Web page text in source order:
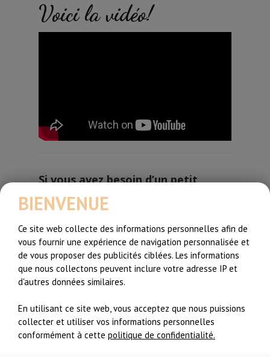
Voici la vidéo!
Si vous avez besoin d’un petit
Boost pour retrouver la forme,
perdre du poids, adopter de
meilleures habitudes alimentaires,
tout en ayant du plaisir à le faire,
vous êtes à la bonne place!
Faites sûr de vous abonner à la
chaîne pour recevoir des vidéos et
conseils où nous partagerons
BIENVENUE
Ce site web collecte des informations personnelles afin de
vous fournir une expérience de navigation personnalisée et
de vous proposer des publicités ciblées. Les informations
que nous collectons peuvent inclure votre adresse IP et
d'autres données similaires.
En utilisant ce site web, vous acceptez que nous puissions
collecter et utiliser vos informations personnelles
conformément à cette politique de confidentialité.